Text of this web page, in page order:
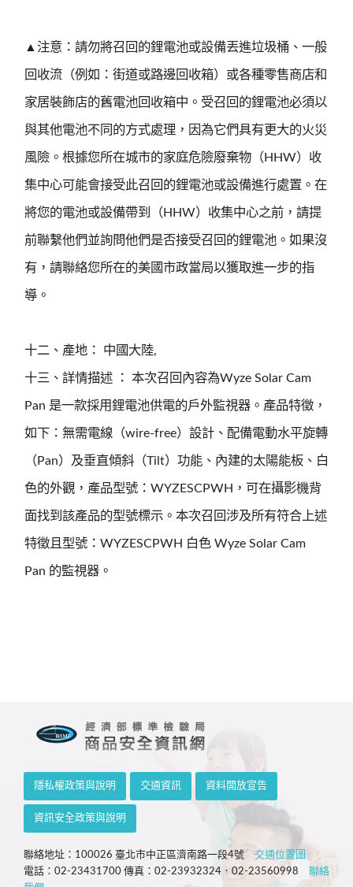
▲注意：請勿將召回的鋰電池或設備丟進垃圾桶、一般
回收流（例如：街道或路邊回收箱）或各種零售商店和
家居裝飾店的舊電池回收箱中。受召回的鋰電池必須以
與其他電池不同的方式處理，因為它們具有更大的火災
風險。根據您所在城市的家庭危險廢棄物（HHW）收
集中心可能會接受此召回的鋰電池或設備進行處置。在
將您的電池或設備帶到（HHW）收集中心之前，請提
前聯繫他們並詢問他們是否接受召回的鋰電池。如果沒
有，請聯絡您所在的美國市政當局以獲取進一步的指
導。
十二、產地： 中國大陸,
十三、詳情描述 ： 本次召回內容為Wyze Solar Cam
Pan 是一款採用鋰電池供電的戶外監視器。產品特徵，
如下：無需電線（wire-free）設計、配備電動水平旋轉
（Pan）及垂直傾斜（Tilt）功能、內建的太陽能板、白
色的外觀，產品型號：WYZESCPWH，可在攝影機背
面找到該產品的型號標示。本次召回涉及所有符合上述
特徵且型號：WYZESCPWH 白色 Wyze Solar Cam
Pan 的監視器。
隱私權政策與說明 交通資訊 資料開放宣告
資訊安全政策與說明
聯絡地址：100026 臺北市中正區濟南路一段4號 交通位置圖
電話：02-23431700 傳真：02-23932324．02-23560998 聯絡